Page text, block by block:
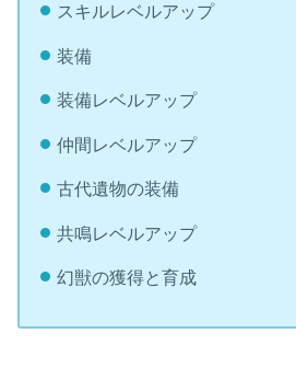
スキルレベルアップ
装備
装備レベルアップ
仲間レベルアップ
古代遺物の装備
共鳴レベルアップ
幻獣の獲得と育成